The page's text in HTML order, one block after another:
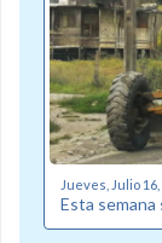
Jueves, Julio 16,
Esta